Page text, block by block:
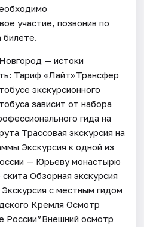
участие, позвонив по
билете.
— истоки
Тариф «Лайт»Трансфер
экскурсионного
зависит от набора
гида на
Трассовая экскурсия на
Экскурсия к одной из
— Юрьеву монастырю
Обзорная экскурсия
с местным гидом
Кремля Осмотр
России”Внешний осмотр